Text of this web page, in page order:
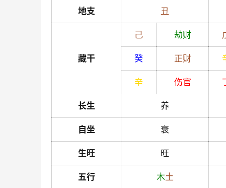
地支 丑
藏干
己 劫财
癸 正财
辛 伤官
长生 养
自坐 衰
生旺 旺
五行 木土